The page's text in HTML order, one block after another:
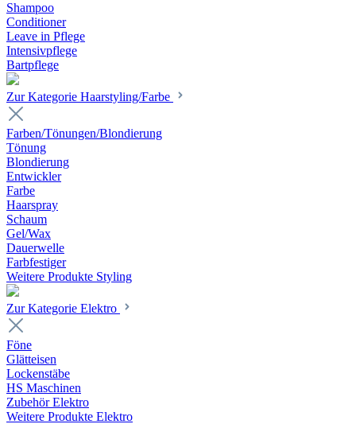
Shampoo
Conditioner
Leave in Pflege
Intensivpflege
Bartpflege
Zur Kategorie Haarstyling/Farbe
Farben/Tönungen/Blondierung
Tönung
Blondierung
Entwickler
Farbe
Haarspray
Schaum
Gel/Wax
Dauerwelle
Farbfestiger
Weitere Produkte Styling
Zur Kategorie Elektro
Föne
Glätteisen
Lockenstäbe
HS Maschinen
Zubehör Elektro
Weitere Produkte Elektro